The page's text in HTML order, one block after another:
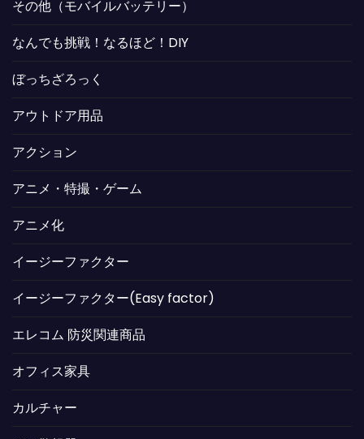
その他（モバイルバッテリー）
なんでも挑戦！なるほど！DIY
ぼっちざろっく
アウトドア用品
アクション
アニメ・特撮・ゲーム
アニメ化
イージーファクター
イージーファクター(Easy factor)
エレコム 防災関連商品
オフィス家具
カルチャー